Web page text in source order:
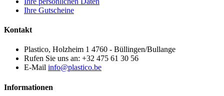
Ihre Gutscheine
Kontakt
Plastico, Holzheim 1 4760 - Büllingen/Bullange
Rufen Sie uns an: +32 475 61 30 56
E-Mail info@plastico.be
Informationen